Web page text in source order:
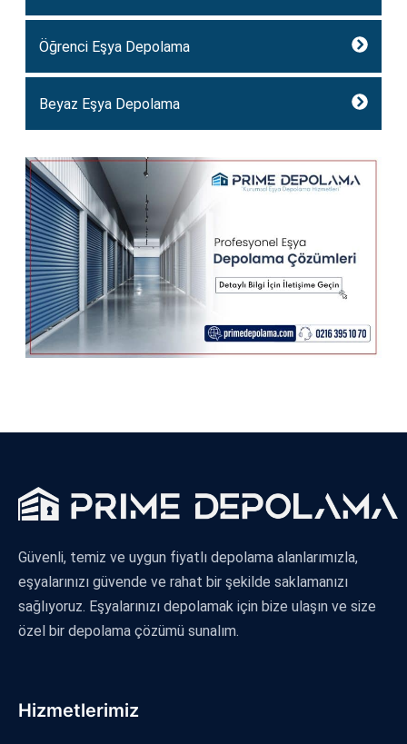
Öğrenci Eşya Depolama
Beyaz Eşya Depolama
Güvenli, temiz ve uygun fiyatlı depolama alanlarımızla,
eşyalarınızı güvende ve rahat bir şekilde saklamanızı
sağlıyoruz. Eşyalarınızı depolamak için bize ulaşın ve size
özel bir depolama çözümü sunalım.
Hizmetlerimiz